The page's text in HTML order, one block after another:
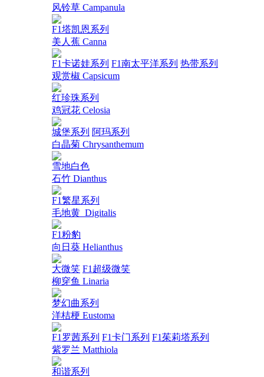
风铃草 Campanula
F1塔凯恩系列
美人蕉 Canna
F1卡诺娃系列 F1南太平洋系列 热带系列
观赏椒 Capsicum
红珍珠系列
鸡冠花 Celosia
城堡系列 阿玛系列
白晶菊 Chrysanthemum
雪地白色
石竹 Dianthus
F1繁星系列
毛地黄_Digitalis
F1粉豹
向日葵 Helianthus
大微笑 F1超级微笑
柳穿鱼 Linaria
梦幻曲系列
洋桔梗 Eustoma
F1罗茜系列 F1卡门系列 F1茱莉塔系列
紫罗兰 Matthiola
和谐系列